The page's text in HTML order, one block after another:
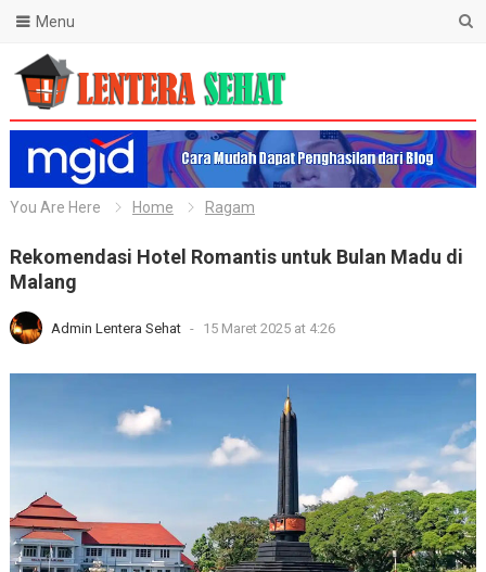
Lentera Sehat
Menu
You Are Here Home Ragam
Rekomendasi Hotel Romantis untuk Bulan Madu di
Malang
Admin Lentera Sehat - 15 Maret 2025 at 4:26